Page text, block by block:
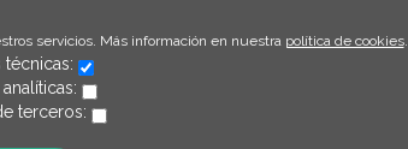
servicios. Más información en nuestra política de cookies.
técnicas:
terceros: